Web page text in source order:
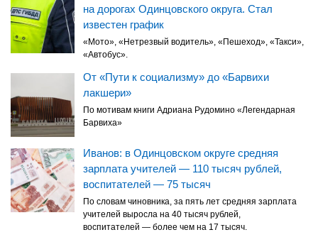
на дорогах Одинцовского округа. Стал
известен график
«Мото», «Нетрезвый водитель», «Пешеход», «Такси»,
«Автобус».
От «Пути к социализму» до «Барвихи
лакшери»
По мотивам книги Адриана Рудомино «Легендарная
Барвиха»
Иванов: в Одинцовском округе средняя
зарплата учителей — 110 тысяч рублей,
воспитателей — 75 тысяч
По словам чиновника, за пять лет средняя зарплата
учителей выросла на 40 тысяч рублей,
воспитателей — более чем на 17 тысяч.